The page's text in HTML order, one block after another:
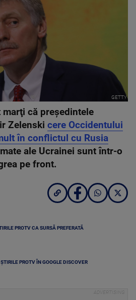
GETTY
marţi că preşedintele
Zelenski cere Occidentului
în conflictul cu Rusia
ale Ucrainei sunt într-o
pe front.
PROTV CA SURSĂ PREFERATĂ
PROTV ÎN GOOGLE DISCOVER